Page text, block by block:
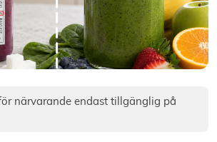
närvarande endast tillgänglig på